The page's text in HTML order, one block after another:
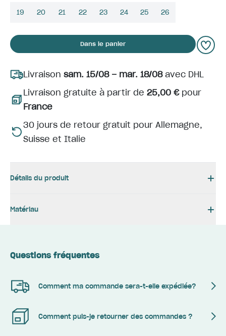
19 20 21 22 23 24 25 26
Dans le panier
Livraison sam. 15/08 – mar. 18/08avec DHL
Livraison gratuite à partir de 25,00 €pour
France
30 jours de retour gratuit pour Allemagne,
Suisse et Italie
Détails du produit
Matériau
Questions fréquentes
Comment ma commande sera-t-elle expédiée?
Comment puis-je retourner des commandes ?